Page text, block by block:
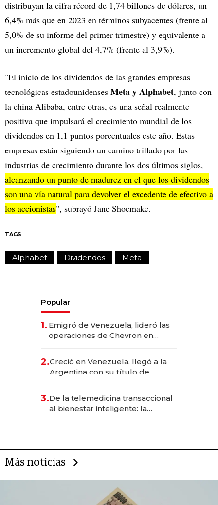
distribuyan la cifra récord de 1,74 billones de dólares, un
6,4% más que en 2023 en términos subyacentes (frente al
5,0% de su informe del primer trimestre) y equivalente a
un incremento global del 4,7% (frente al 3,9%).
"El inicio de los dividendos de las grandes empresas
tecnológicas estadounidenses Meta y Alphabet, junto con
la china Alibaba, entre otras, es una señal realmente
positiva que impulsará el crecimiento mundial de los
dividendos en 1,1 puntos porcentuales este año. Estas
empresas están siguiendo un camino trillado por las
industrias de crecimiento durante los dos últimos siglos,
alcanzando un punto de madurez en el que los dividendos
son una vía natural para devolver el excedente de efectivo a
los accionistas", subrayó Jane Shoemake.
TAGS
Alphabet Dividendos Meta
Popular
1. Emigró de Venezuela, lideró las
operaciones de Chevron en
2.Creció en Venezuela, llegó a la
Argentina con su título de
las marcas "fast premium"
3.De la telemedicina transaccional
al bienestar inteligente: la
Más noticias